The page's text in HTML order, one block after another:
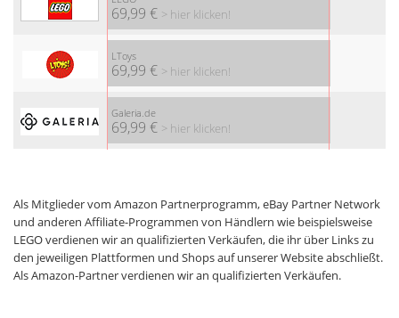
69,99 € > hier klicken!
LToys
69,99 € > hier klicken!
Galeria.de
69,99 € > hier klicken!
Als Mitglieder vom Amazon Partnerprogramm, eBay Partner Network
und anderen Affiliate-Programmen von Händlern wie beispielsweise
LEGO verdienen wir an qualifizierten Verkäufen, die ihr über Links zu
den jeweiligen Plattformen und Shops auf unserer Website abschließt.
Als Amazon-Partner verdienen wir an qualifizierten Verkäufen.